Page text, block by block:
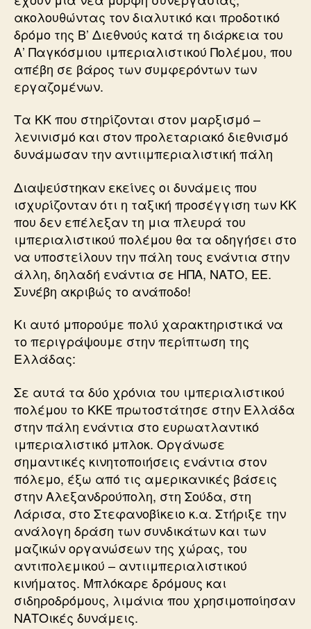
ακολουθώντας τον διαλυτικό και προδοτικό
δρόμο της Β’ Διεθνούς κατά τη διάρκεια του
Α’ Παγκόσμιου ιμπεριαλιστικού Πολέμου, που
απέβη σε βάρος των συμφερόντων των
εργαζομένων.
Τα ΚΚ που στηρίζονται στον μαρξισμό –
λενινισμό και στον προλεταριακό διεθνισμό
δυνάμωσαν την αντιιμπεριαλιστική πάλη
Διαψεύστηκαν εκείνες οι δυνάμεις που
ισχυρίζονταν ότι η ταξική προσέγγιση των ΚΚ
που δεν επέλεξαν τη μια πλευρά του
ιμπεριαλιστικού πολέμου θα τα οδηγήσει στο
να υποστείλουν την πάλη τους ενάντια στην
άλλη, δηλαδή ενάντια σε ΗΠΑ, ΝΑΤΟ, ΕΕ.
Συνέβη ακριβώς το ανάποδο!
Κι αυτό μπορούμε πολύ χαρακτηριστικά να
το περιγράψουμε στην περίπτωση της
Ελλάδας:
Σε αυτά τα δύο χρόνια του ιμπεριαλιστικού
πολέμου το ΚΚΕ πρωτοστάτησε στην Ελλάδα
στην πάλη ενάντια στο ευρωατλαντικό
ιμπεριαλιστικό μπλοκ. Οργάνωσε
σημαντικές κινητοποιήσεις ενάντια στον
πόλεμο, έξω από τις αμερικανικές βάσεις
στην Αλεξανδρούπολη, στη Σούδα, στη
Λάρισα, στο Στεφανοβίκειο κ.α. Στήριξε την
ανάλογη δράση των συνδικάτων και των
μαζικών οργανώσεων της χώρας, του
αντιπολεμικού – αντιιμπεριαλιστικού
κινήματος. Μπλόκαρε δρόμους και
σιδηροδρόμους, λιμάνια που χρησιμοποίησαν
ΝΑΤΟικές δυνάμεις.